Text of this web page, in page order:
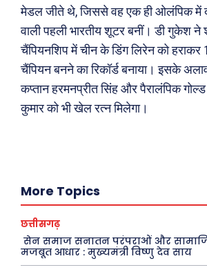
Type here...
मेडल जीते थे, जिससे वह एक ही ओलंपिक में
वाली पहली भारतीय शूटर बनीं। डी गुकेश ने
चैंपियनशिप में चीन के डिंग लिरेन को हराकर
चैंपियन बनने का रिकॉर्ड बनाया। इसके
कप्तान हरमनप्रीत सिंह और पैरालंपिक
कुमार को भी खेल रत्न मिलेगा।
More Topics
छत्तीसगढ़
सेन समाज सनातन परंपराओं और
मजबूत आधार : मुख्यमंत्री विष्णु देव साय